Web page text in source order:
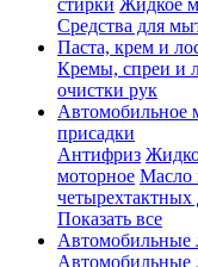
стирки Жидкое
Средства для
Паста, крем и
Кремы, спреи и
очистки рук
Автомобильное
присадки
Антифриз
моторное Масло
четырехтактных
Показать все
Автомобильные
Автомобильные